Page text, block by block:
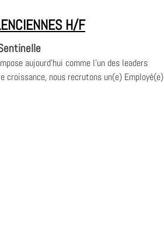
H/F
aujourd'hui comme l'un des leaders
croissance, nous recrutons un(e) Employé(e)